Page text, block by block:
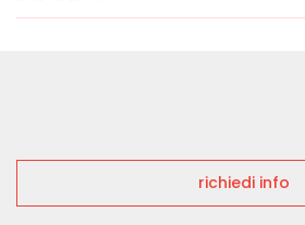
richiedi info